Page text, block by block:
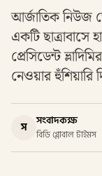
আর্জাতিক নিউজ
একটি
প্রেসিডেন্ট
নেওয়ার হুঁশিয়ারি
স সংবাদকক্ষ
বিডি গ্লোবাল টাইমস